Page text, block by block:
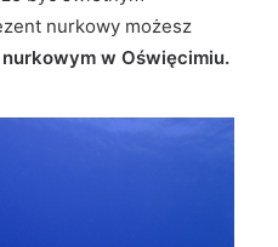
nurkowy możesz
w Oświęcimiu.